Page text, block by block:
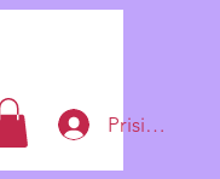
Prisijungti